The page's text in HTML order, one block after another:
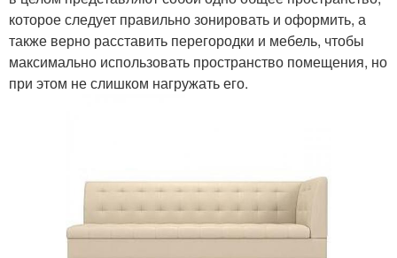
которое следует правильно зонировать и оформить, а
также верно расставить перегородки и мебель, чтобы
максимально использовать пространство помещения, но
при этом не слишком нагружать его.